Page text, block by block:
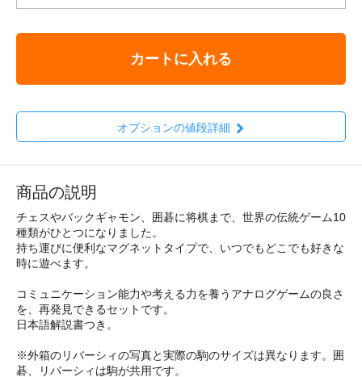
カートに入れる
オプションの値段詳細
商品の説明
チェスやバックギャモン、囲碁に将棋まで、世界の伝統ゲーム10
種類がひとつになりました。
持ち運びに便利なマグネットタイプで、いつでもどこでも好きな
時に遊べます。
コミュニケーション能力や考える力を養うアナログゲームの良さ
を、再発見できるセットです。
日本語解説書つき。
※外箱のリバーシィの写真と実際の駒のサイズは異なります。囲
碁、リバーシィは駒が共用です。